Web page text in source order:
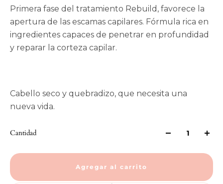
Primera fase del tratamiento Rebuild, favorece la
apertura de las escamas capilares. Fórmula rica en
ingredientes capaces de penetrar en profundidad
y reparar la corteza capilar.
Cabello seco y quebradizo, que necesita una
nueva vida.
Cantidad
Agregar al carrito